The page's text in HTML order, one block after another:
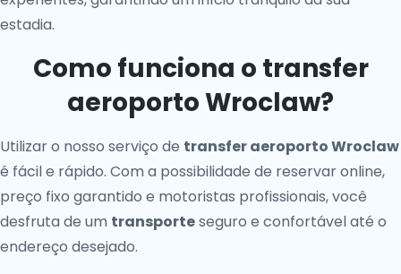
estadia.
Como funciona o transfer
aeroporto Wroclaw?
Utilizar o nosso serviço de transfer aeroporto Wroclaw
é fácil e rápido. Com a possibilidade de reservar online,
preço fixo garantido e motoristas profissionais, você
desfruta de um transporteseguro e confortável até o
endereço desejado.